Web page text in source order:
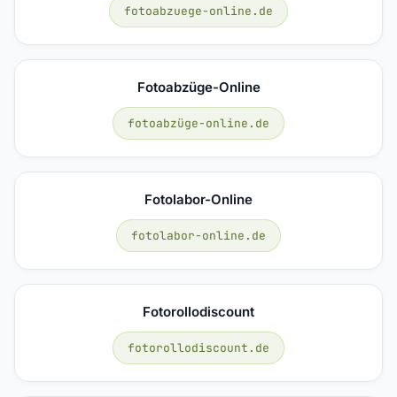
fotoabzuege-online.de
Fotoabzüge-Online
fotoabzüge-online.de
Fotolabor-Online
fotolabor-online.de
Fotorollodiscount
fotorollodiscount.de